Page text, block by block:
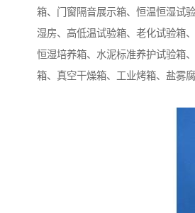
箱、门窗隔音展示箱、恒温恒湿试
湿房、高低温试验箱、老化试验箱
恒湿培养箱、水泥标准养护试验箱
箱、真空干燥箱、工业烤箱、盐雾腐